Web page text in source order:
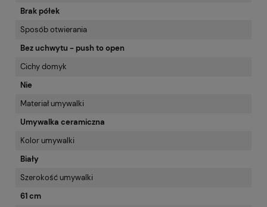
Brak półek
Sposób otwierania
Bez uchwytu - push to open
Cichy domyk
Nie
Materiał umywalki
Umywalka ceramiczna
Kolor umywalki
Biały
Szerokość umywalki
61 cm